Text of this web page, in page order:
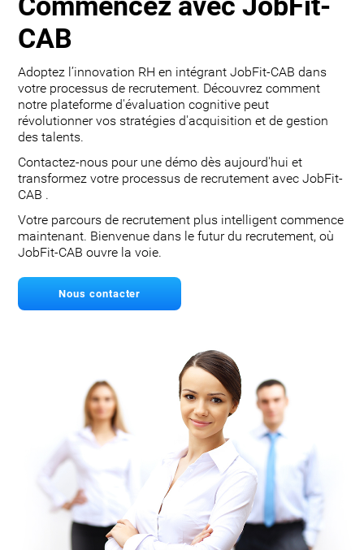
CAB
Adoptez l’innovation RH en intégrant JobFit-CAB dans
votre processus de recrutement. Découvrez comment
notre plateforme d'évaluation cognitive peut
révolutionner vos stratégies d'acquisition et de gestion
des talents.
Contactez-nous pour une démo dès aujourd'hui et
transformez votre processus de recrutement avec JobFit-
CAB .
Votre parcours de recrutement plus intelligent commence
maintenant. Bienvenue dans le futur du recrutement, où
JobFit-CAB ouvre la voie.
Nous contacter